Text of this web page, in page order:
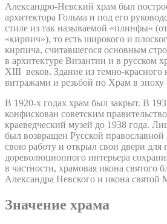
Александро-Невский храм был
архитектора Гольма и под его
стиле из так называемой «плинфы»
«кирпич»), то есть широкого и
кирпича, считавшегося основным
в архитектуре Византии и в русском
XIII веков. Здание из темно-
витражами и резьбой по Храм в эпоху
В 1920-х годах храм был закрыт. В
конфискован советским
краеведческий музей до 1938 года.
был возвращен Русской
свою работу и открыл свои двери
дореволюционного интерьера
в частности, храмовая икона святого
Александра Невского и икона
Значение храма